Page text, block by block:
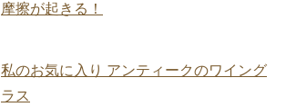
摩擦が起きる！
私のお気に入り アンティークのワイング
ラス